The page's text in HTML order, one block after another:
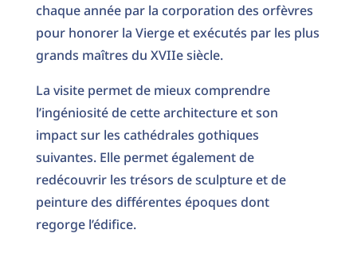
chaque année par la corporation des orfèvres
pour honorer la Vierge et exécutés par les plus
grands maîtres du XVIIe siècle.
La visite permet de mieux comprendre
l’ingéniosité de cette architecture et son
impact sur les cathédrales gothiques
suivantes. Elle permet également de
redécouvrir les trésors de sculpture et de
peinture des différentes époques dont
regorge l’édifice.